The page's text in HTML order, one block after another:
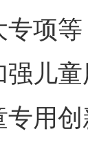
专项
强儿
专用